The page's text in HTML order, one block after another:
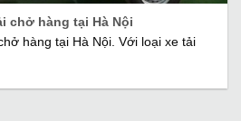
chở hàng tại Hà Nội
hàng tại Hà Nội. Với loại xe tải